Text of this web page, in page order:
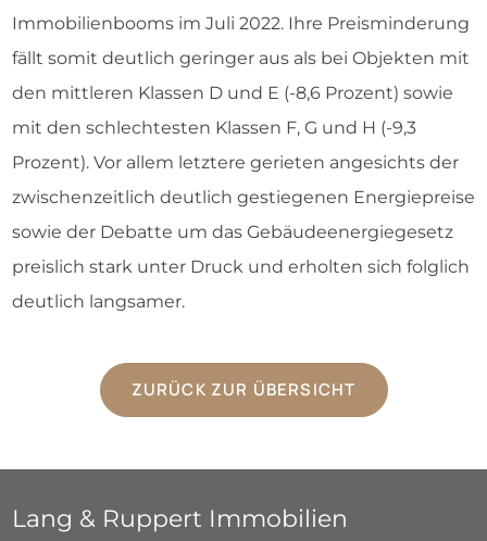
Immobilienbooms im Juli 2022. Ihre Preisminderung
fällt somit deutlich geringer aus als bei Objekten mit
den mittleren Klassen D und E (-8,6 Prozent) sowie
mit den schlechtesten Klassen F, G und H (-9,3
Prozent). Vor allem letztere gerieten angesichts der
zwischenzeitlich deutlich gestiegenen Energiepreise
sowie der Debatte um das Gebäudeenergiegesetz
preislich stark unter Druck und erholten sich folglich
deutlich langsamer.
ZURÜCK ZUR ÜBERSICHT
Lang & Ruppert Immobilien